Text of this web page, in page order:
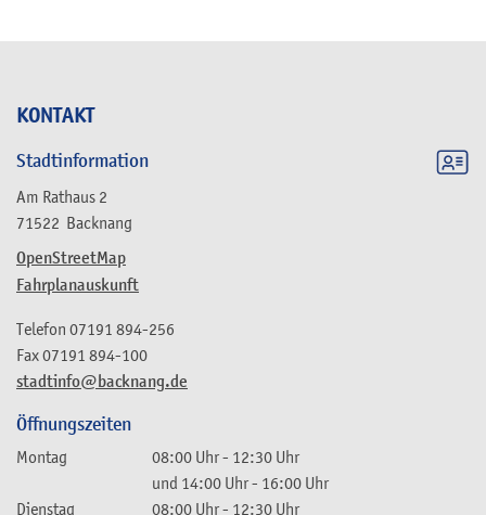
KONTAKT
Stadtinformation
Am Rathaus 2
71522 Backnang
OpenStreetMap
Fahrplanauskunft
stadtinfo@backnang.de
Telefon 07191 894-256
Fax07191 894-100
Öffnungszeiten
Montag 08:00 Uhr- 12:30 Uhr
und 14:00 Uhr- 16:00 Uhr
Dienstag
08:00 Uhr- 12:30 Uhr